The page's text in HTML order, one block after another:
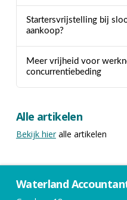
Startersvrijstelling bij
aankoop?
Meer vrijheid voor
concurrentiebeding
Alle artikelen
Bekijk hieralle artikelen
Waterland